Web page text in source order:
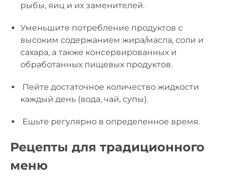
рыбы, яиц и их заменителей.
Уменьшите потребление продуктов с
высоким содержанием жира/масла, соли и
сахара, а также консервированных и
обработанных пищевых продуктов.
Пейте достаточное количество жидкости
каждый день (вода, чай, супы).
Ешьте регулярно в определенное время.
Рецепты для традиционного
меню